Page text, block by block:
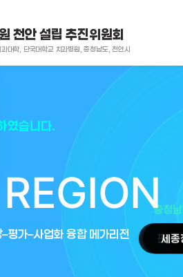
천안 설립 추진위원회
대학, 단국대학교 치과병원, 충청남도, 천안시
였습니다.
REGION
평가–사업화 융합 메가리전
충청
세종
판교